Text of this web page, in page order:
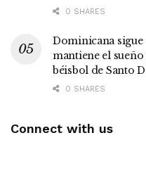
0 SHARES
Dominicana
mantiene el
béisbol de Santo
0 SHARES
Connect with us